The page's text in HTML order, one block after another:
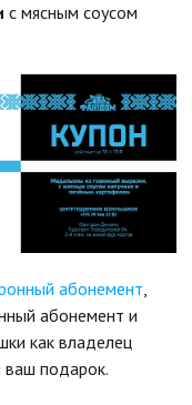
с мясным соусом
абонемент,
абонемент и
как владелец
ваш подарок.